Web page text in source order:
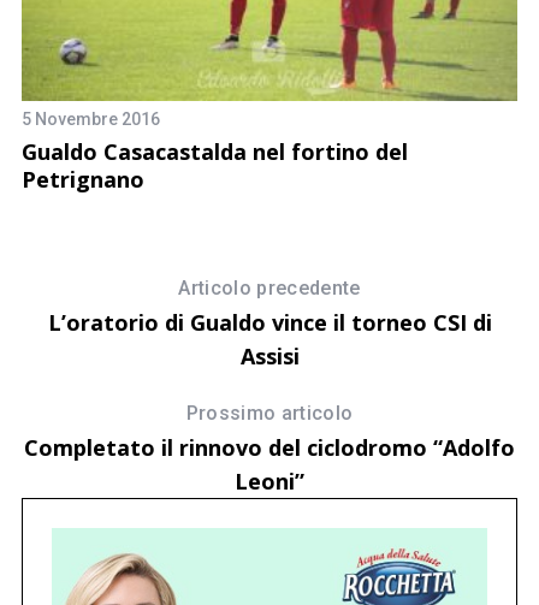
5 Novembre 2016
Gualdo Casacastalda nel fortino del
Petrignano
Articolo precedente
L’oratorio di Gualdo vince il torneo CSI di
Assisi
Prossimo articolo
Completato il rinnovo del ciclodromo “Adolfo
Leoni”